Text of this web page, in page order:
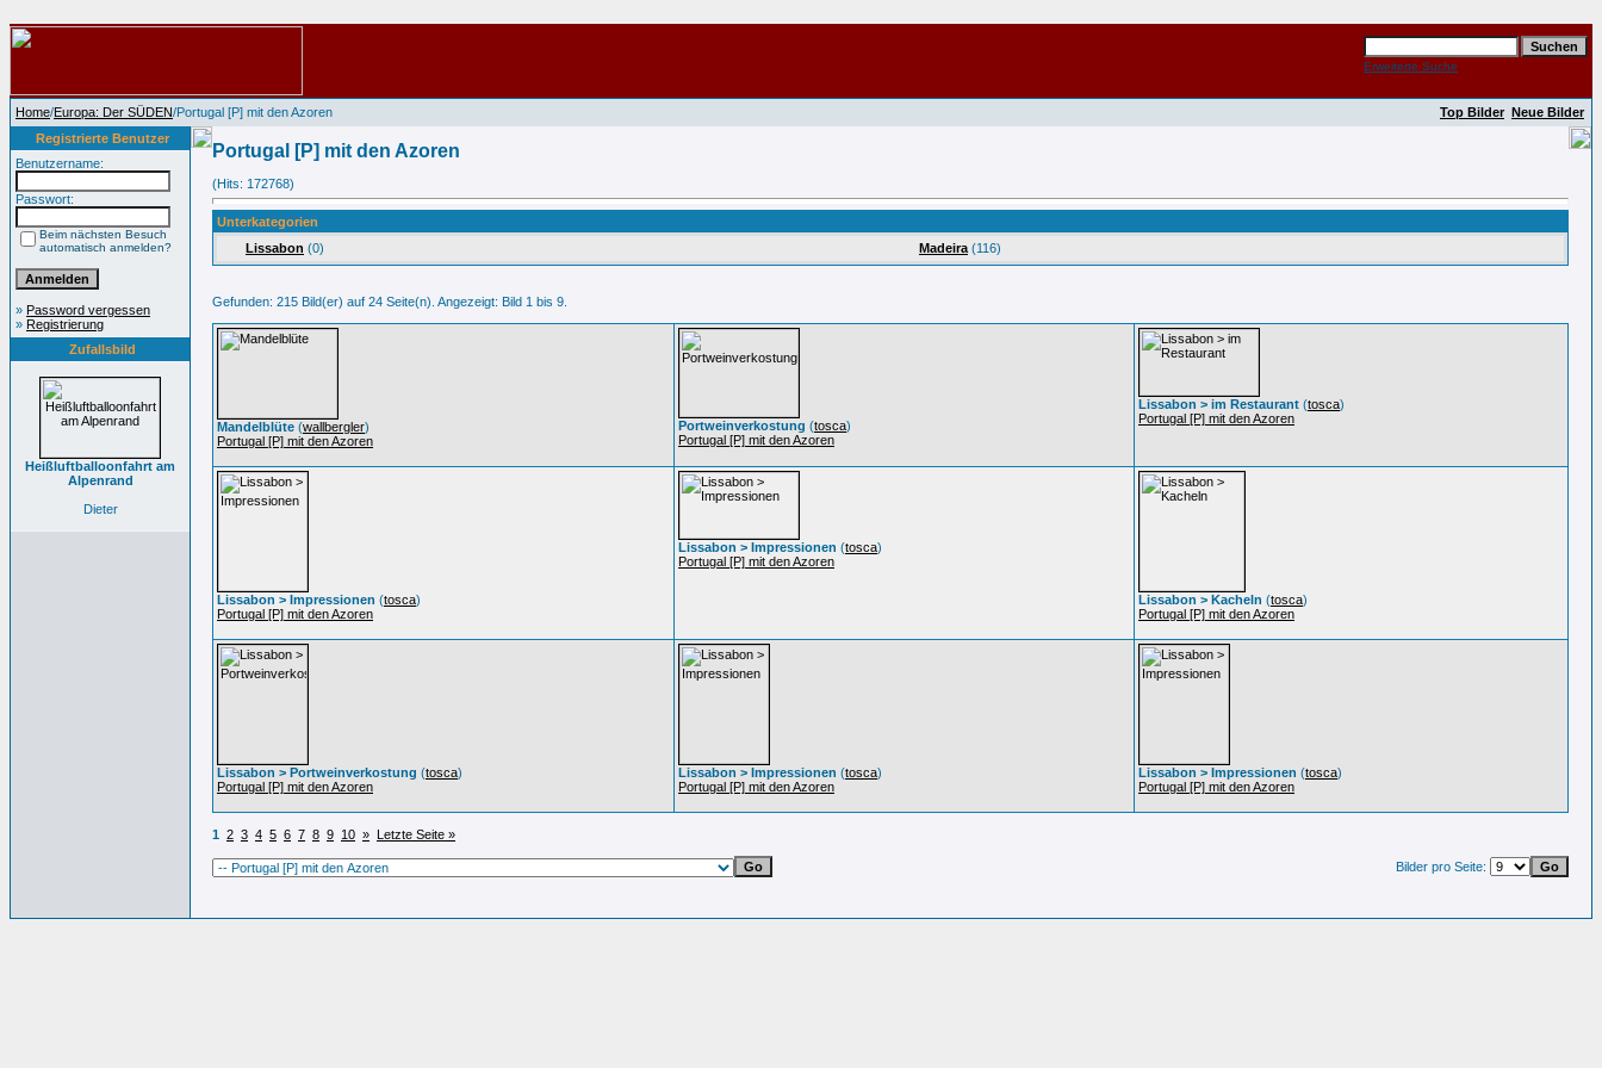
Erweiterte Suche
Home/Europa: Der SÜDEN/Portugal [P] mit den Azoren Top Bilder Neue Bilder
Registrierte Benutzer
Benutzername:
Passwort:
Beim nächsten Besuch
automatisch anmelden?
» Password vergessen
» Registrierung
Zufallsbild
Heißluftballoonfahrt am
Alpenrand
Dieter
Portugal [P] mit den Azoren
(Hits: 172768)
Unterkategorien
Lissabon (0) Madeira (116)
Gefunden: 215 Bild(er) auf 24 Seite(n). Angezeigt: Bild 1 bis 9.
Mandelblüte (wallbergler)
Portugal [P] mit den Azoren
Portweinverkostung (tosca)
Portugal [P] mit den Azoren
Lissabon > im Restaurant (tosca)
Portugal [P] mit den Azoren
Lissabon > Impressionen (tosca)
Portugal [P] mit den Azoren
Lissabon > Impressionen (tosca)
Portugal [P] mit den Azoren
Lissabon > Kacheln (tosca)
Portugal [P] mit den Azoren
Lissabon > Portweinverkostung (tosca)
Portugal [P] mit den Azoren
Lissabon > Impressionen (tosca)
Portugal [P] mit den Azoren
Lissabon > Impressionen (tosca)
Portugal [P] mit den Azoren
1 2 3 4 5 6 7 8 9 10 » Letzte Seite »
Bilder pro Seite: